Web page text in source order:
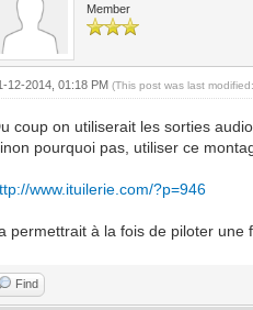
Member
12-2014, 01:18 PM(This post was last
coup on utiliserait les sorties
pourquoi pas, utiliser ce
www.ituilerie.com/?p=946
permettrait à la fois de piloter une
Find